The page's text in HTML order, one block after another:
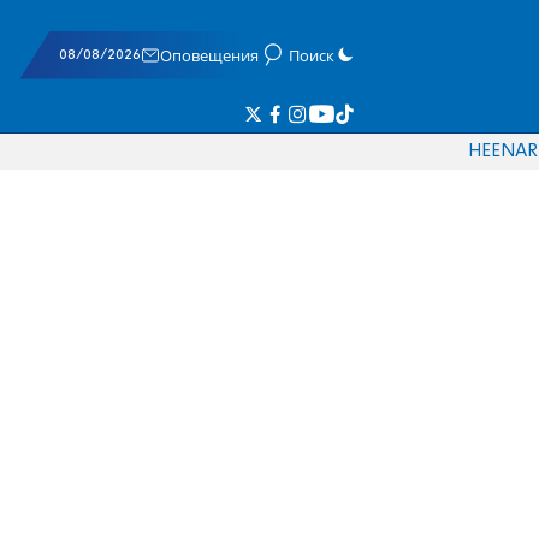
08/08/2026 Оповещения Поиск
HEENAR